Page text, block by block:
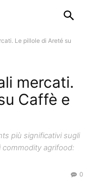
Le pillole di Areté su
mercati.
Caffè e
più significativi sugli
commodity agrifood:
0